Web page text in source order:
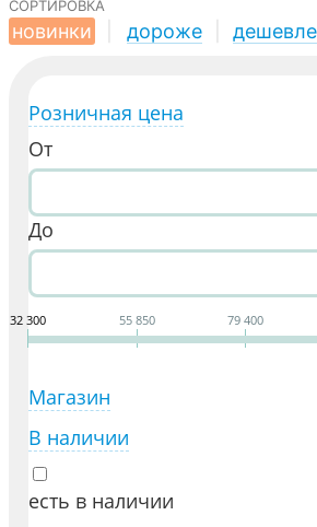
новинки
дороже дешевле
Розничная цена
От
До
32 300 55 850 79 400
Магазин
В наличии
есть в наличии